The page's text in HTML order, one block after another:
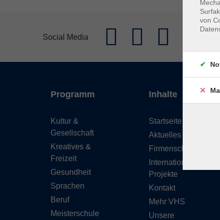
Social Media
Programm
Kultur &
Gesellschaft
Kreatives &
Freizeit
Gesundheit
Sprachen
Beruf
Meisterschule
Inhalte
Startseite
Aktuelles
Firmenschulungen
Internationale
Projekte
Kontakt
Mehr VHS
Unsere
von